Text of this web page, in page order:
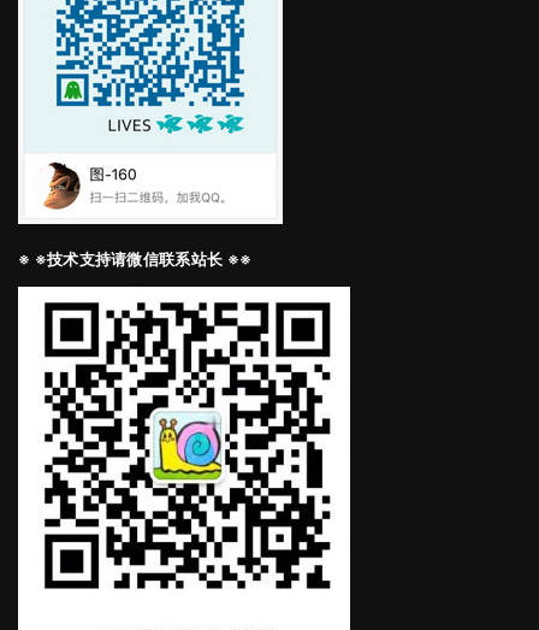
※ ※技术支持请微信联系站长 ※※